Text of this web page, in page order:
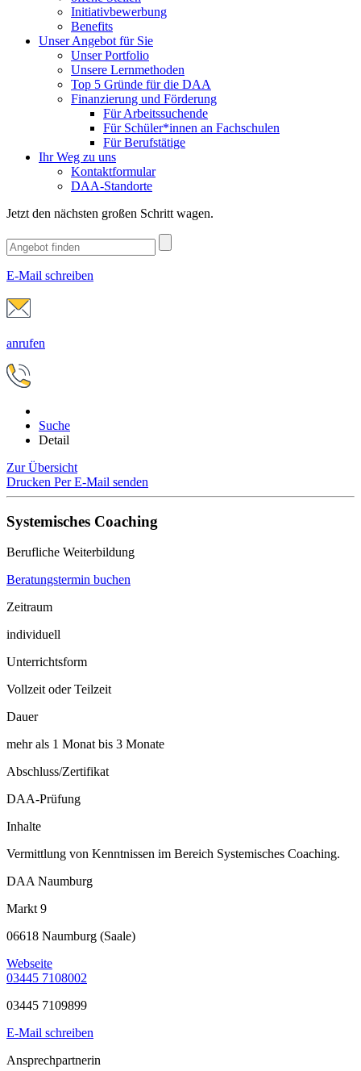
Initiativbewerbung
Benefits
Unser Angebot für Sie
Unser Portfolio
Unsere Lernmethoden
Top 5 Gründe für die DAA
Finanzierung und Förderung
Für Arbeitssuchende
Für Schüler*innen an Fachschulen
Für Berufstätige
Ihr Weg zu uns
Kontaktformular
DAA-Standorte
Jetzt den nächsten großen Schritt wagen.
E-Mail schreiben
anrufen
Suche
Detail
Zur Übersicht
Drucken Per E-Mail senden
Systemisches Coaching
Berufliche Weiterbildung
Beratungstermin buchen
Zeitraum
individuell
Unterrichtsform
Vollzeit oder Teilzeit
Dauer
mehr als 1 Monat bis 3 Monate
Abschluss/Zertifikat
DAA-Prüfung
Inhalte
Vermittlung von Kenntnissen im Bereich Systemisches Coaching.
DAA Naumburg
Markt 9
06618 Naumburg (Saale)
Webseite
03445 7108002
03445 7109899
E-Mail schreiben
Ansprechpartnerin